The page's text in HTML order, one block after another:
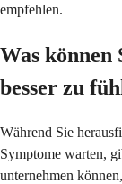
empfehlen.
Was können
besser zu
Während Sie
Symptome warten,
unternehmen